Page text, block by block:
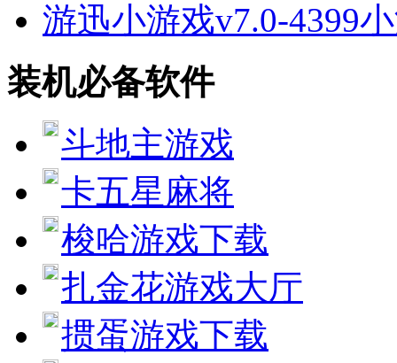
游迅小游戏v7.0-4399
装机必备软件
斗地主游戏
卡五星麻将
梭哈游戏下载
扎金花游戏大厅
掼蛋游戏下载